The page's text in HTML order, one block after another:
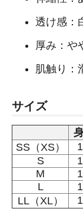
透け感：
厚み：や
肌触り：
サイズ
SS（XS）
S
M
L
LL（XL）